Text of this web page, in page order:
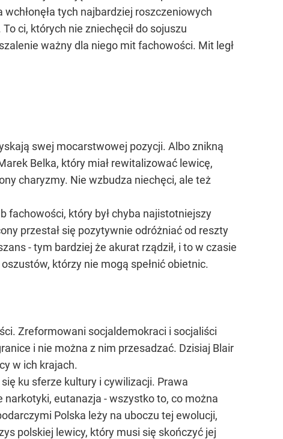
tych najbardziej roszczeniowych
ci, których nie zniechęcił do sojuszu
ważny dla niego mit fachowości. Mit legł
swej mocarstwowej pozycji. Albo znikną
Belka, który miał rewitalizować lewicę,
charyzmy. Nie wzbudza niechęci, ale też
fachowości, który był chyba najistotniejszy
przestał się pozytywnie odróżniać od reszty
- tym bardziej że akurat rządził, i to w czasie
którzy nie mogą spełnić obietnic.
Zreformowani socjaldemokraci i socjaliści
i nie można z nim przesadzać. Dzisiaj Blair
w ich krajach.
ku sferze kultury i cywilizacji. Prawa
eutanazja - wszystko to, co można
Polska leży na uboczu tej ewolucji,
polskiej lewicy, który musi się skończyć jej